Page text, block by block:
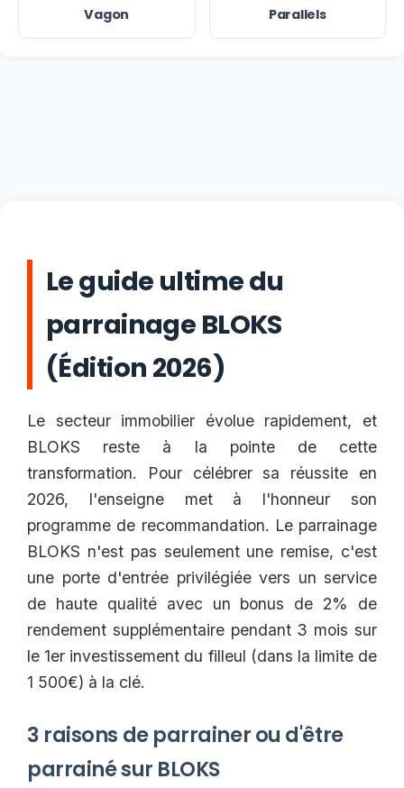
Vagon Parallels
Le guide ultime du
parrainage BLOKS
(Édition 2026)
Le secteur immobilier évolue rapidement, et
BLOKS reste à la pointe de cette
transformation. Pour célébrer sa réussite en
2026, l'enseigne met à l'honneur son
programme de recommandation. Le parrainage
BLOKS n'est pas seulement une remise, c'est
une porte d'entrée privilégiée vers un service
de haute qualité avec un bonus de 2% de
rendement supplémentaire pendant 3 mois sur
le 1er investissement du filleul (dans la limite de
1 500€) à la clé.
3 raisons de parrainer ou d'être
parrainé sur BLOKS